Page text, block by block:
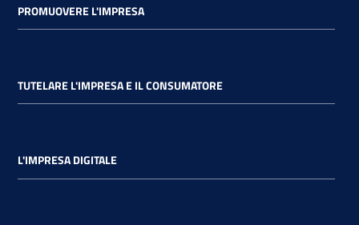
PROMUOVERE L'IMPRESA
TUTELARE L'IMPRESA E IL CONSUMATORE
L'IMPRESA DIGITALE